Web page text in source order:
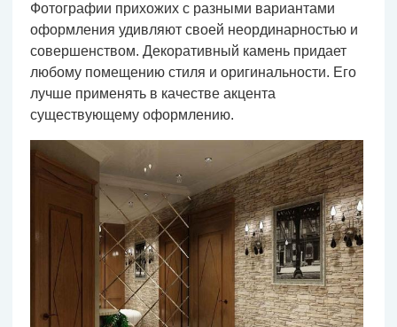
Фотографии прихожих с разными вариантами
оформления удивляют своей неординарностью и
совершенством. Декоративный камень придает
любому помещению стиля и оригинальности. Его
лучше применять в качестве акцента
существующему оформлению.